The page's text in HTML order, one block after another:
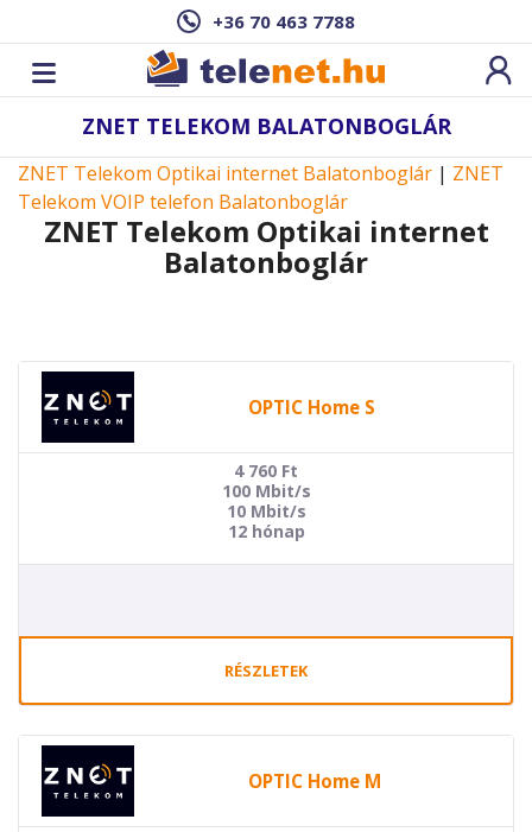
+36 70 463 7788
ZNET TELEKOM BALATONBOGLÁR
ZNET Telekom Optikai internet Balatonboglár | ZNET
Telekom VOIP telefon Balatonboglár
ZNET Telekom Optikai internet
Balatonboglár
OPTIC Home S
4 760 Ft
100 Mbit/s
10 Mbit/s
12 hónap
RÉSZLETEK
OPTIC Home M